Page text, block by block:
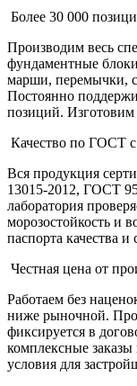
Более 30 000
Производим весь
фундаментные
марши, перемычки,
Постоянно
позиций.
Качество по ГОСТ
Вся продукция
13015-2012, ГОСТ
лаборатория
морозостойкость и
паспорта качества и
Честная цена от
Работаем без
ниже рыночной.
фиксируется в
комплексные
условия для